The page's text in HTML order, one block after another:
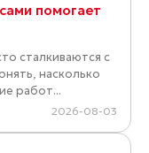
помогает
сталкиваются с
насколько
работ...
2026-08-03